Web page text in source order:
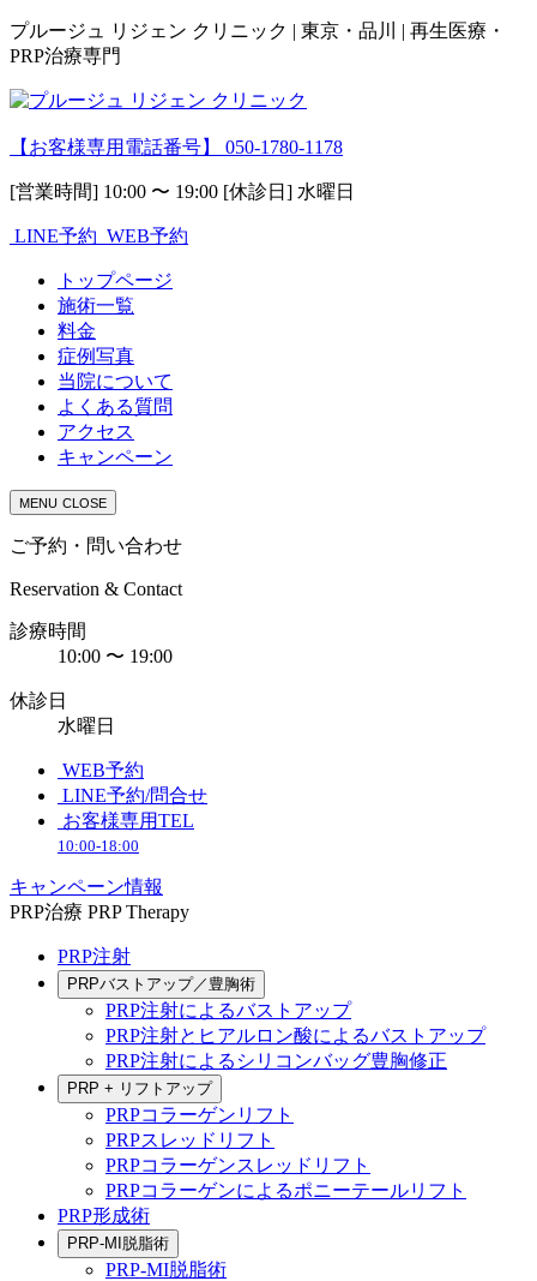
プルージュ リジェン クリニック | 東京・品川 | 再生医療・
PRP治療専門
【お客様専用電話番号】 050-1780-1178
[営業時間] 10:00 〜 19:00 [休診日] 水曜日
LINE予約 WEB予約
トップページ
施術一覧
料金
症例写真
当院について
よくある質問
アクセス
キャンペーン
MENU CLOSE
ご予約・問い合わせ
Reservation & Contact
診療時間
10:00 〜 19:00
休診日
水曜日
WEB予約
LINE予約/問合せ
お客様専用TEL
10:00-18:00
キャンペーン情報
PRP治療 PRP Therapy
PRP注射
PRPバストアップ／豊胸術
PRP注射によるバストアップ
PRP注射とヒアルロン酸によるバストアップ
PRP注射によるシリコンバッグ豊胸修正
PRP + リフトアップ
PRPコラーゲンリフト
PRPスレッドリフト
PRPコラーゲンスレッドリフト
PRPコラーゲンによるポニーテールリフト
PRP形成術
PRP-MI脱脂術
PRP-MI脱脂術